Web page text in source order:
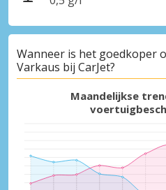
Wanneer is het goedkoper
Varkaus bij CarJet?
Maandelijkse